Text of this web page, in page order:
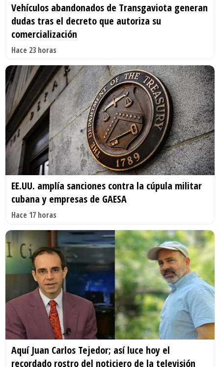
Vehículos abandonados de Transgaviota generan
dudas tras el decreto que autoriza su
comercialización
Hace 23 horas
EE.UU. amplía sanciones contra la cúpula militar
cubana y empresas de GAESA
Hace 17 horas
Aquí Juan Carlos Tejedor; así luce hoy el
recordado rostro del noticiero de la televisión